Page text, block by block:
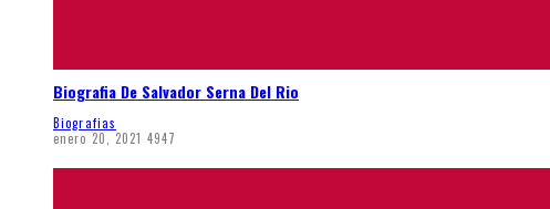
Biografia De Salvador Serna Del Rio
Biografias
enero 20, 2021 4947